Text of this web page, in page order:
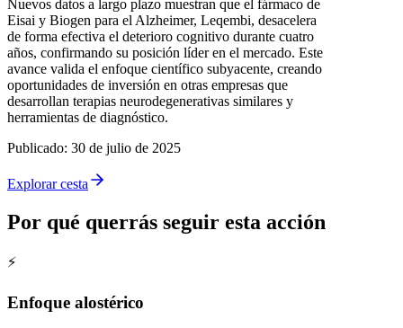
Nuevos datos a largo plazo muestran que el fármaco de
Eisai y Biogen para el Alzheimer, Leqembi, desacelera
de forma efectiva el deterioro cognitivo durante cuatro
años, confirmando su posición líder en el mercado. Este
avance valida el enfoque científico subyacente, creando
oportunidades de inversión en otras empresas que
desarrollan terapias neurodegenerativas similares y
herramientas de diagnóstico.
Publicado: 30 de julio de 2025
Explorar cesta
Por qué querrás seguir esta acción
⚡
Enfoque alostérico